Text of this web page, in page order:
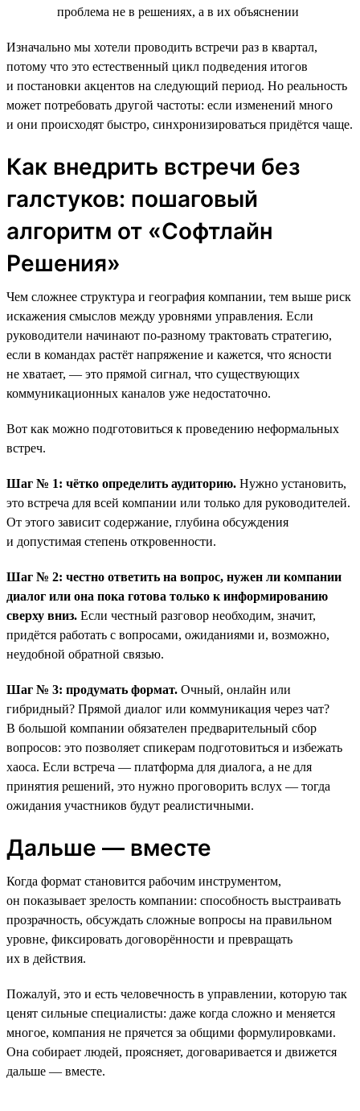
проблема не в решениях, а в их объяснении
Изначально мы хотели проводить встречи раз в квартал,
потому что это естественный цикл подведения итогов
и постановки акцентов на следующий период. Но реальность
может потребовать другой частоты: если изменений много
и они происходят быстро, синхронизироваться придётся чаще.
Как внедрить встречи без
галстуков: пошаговый
алгоритм от «Софтлайн
Решения»
Чем сложнее структура и география компании, тем выше риск
искажения смыслов между уровнями управления. Если
руководители начинают по-разному трактовать стратегию,
если в командах растёт напряжение и кажется, что ясности
не хватает, — это прямой сигнал, что существующих
коммуникационных каналов уже недостаточно.
Вот как можно подготовиться к проведению неформальных
встреч.
Шаг № 1: чётко определить аудиторию. Нужно установить,
это встреча для всей компании или только для руководителей.
От этого зависит содержание, глубина обсуждения
и допустимая степень откровенности.
Шаг № 2: честно ответить на вопрос, нужен ли компании
диалог или она пока готова только к информированию
сверху вниз. Если честный разговор необходим, значит,
придётся работать с вопросами, ожиданиями и, возможно,
неудобной обратной связью.
Шаг № 3: продумать формат. Очный, онлайн или
гибридный? Прямой диалог или коммуникация через чат?
В большой компании обязателен предварительный сбор
вопросов: это позволяет спикерам подготовиться и избежать
хаоса. Если встреча — платформа для диалога, а не для
принятия решений, это нужно проговорить вслух — тогда
ожидания участников будут реалистичными.
Дальше — вместе
Когда формат становится рабочим инструментом,
он показывает зрелость компании: способность выстраивать
прозрачность, обсуждать сложные вопросы на правильном
уровне, фиксировать договорённости и превращать
их в действия.
Пожалуй, это и есть человечность в управлении, которую так
ценят сильные специалисты: даже когда сложно и меняется
многое, компания не прячется за общими формулировками.
Она собирает людей, проясняет, договаривается и движется
дальше — вместе.